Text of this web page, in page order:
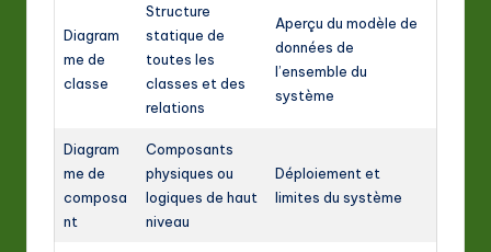
Diagram
me de
classe
Structure
statique de
toutes les
classes et des
relations
Aperçu du modèle de
données de
l’ensemble du
système
Diagram
me de
composa
nt
Composants
physiques ou
logiques de haut
niveau
Déploiement et
limites du système